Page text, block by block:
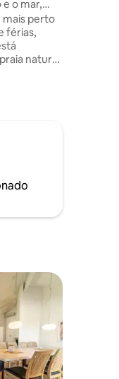
o mar,
mais perto
férias,
natural
vistas
o que o
você
Báltico.